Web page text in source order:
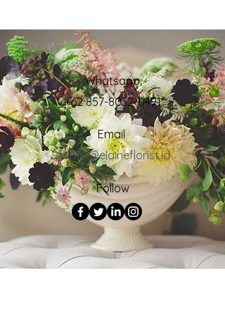
Whatsapp
+62 857-8032-0491
Email
admin@elaineflorist.id
Follow